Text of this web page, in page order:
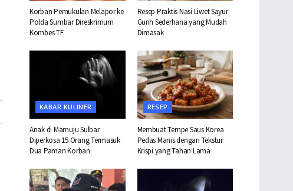
Korban Pemukulan Melapor ke
Polda Sumbar Direskrimum
Kombes TF
Resep Praktis Nasi Liwet Sayur
Gurih Sederhana yang Mudah
Dimasak
KABAR KULINER
Anak di Mamuju Sulbar
Diperkosa 15 Orang Termasuk
Dua Paman Korban
RESEP
Membuat Tempe Saus Korea
Pedas Manis dengan Tekstur
Krispi yang Tahan Lama